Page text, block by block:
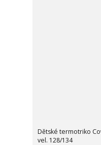
Dětské termotriko
vel. 128/134